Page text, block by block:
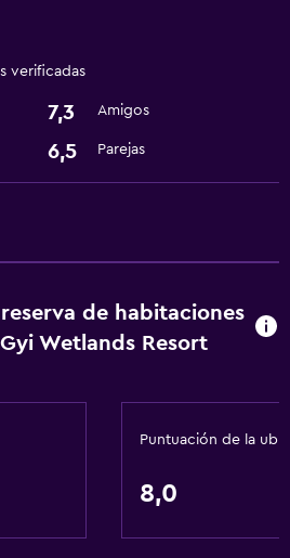
verificadas
7,3 Amigos
6,5 Parejas
de habitaciones
Wetlands Resort
Puntuación de la
8,0